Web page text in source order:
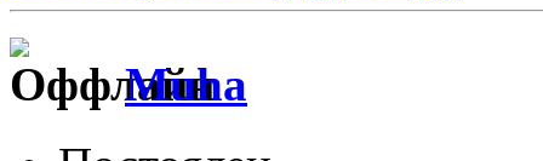
Muha